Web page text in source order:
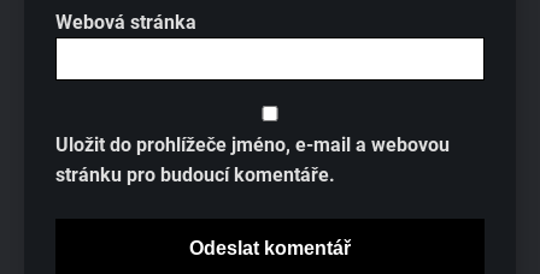
Webová stránka
Uložit do prohlížeče jméno, e-mail a webovou
stránku pro budoucí komentáře.